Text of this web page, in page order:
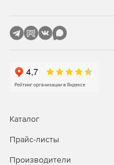
Каталог
Прайс-листы
Производители